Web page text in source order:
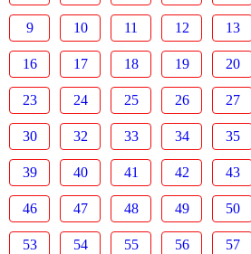
9 10 11 12 13
16 17 18 19 20
23 24 25 26 27
30 32 33 34 35
39 40 41 42 43
46 47 48 49 50
53 54 55 56 57